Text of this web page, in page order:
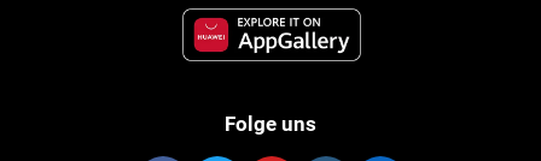
Folge uns